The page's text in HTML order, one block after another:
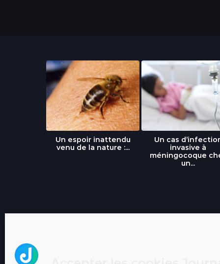
Un espoir inattendu
venu de la nature :...
Un cas
invasive à
méningocoque
un...